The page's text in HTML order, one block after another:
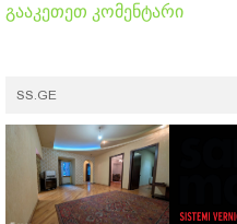
გააკეთეთ კომენტარი
SS.GE